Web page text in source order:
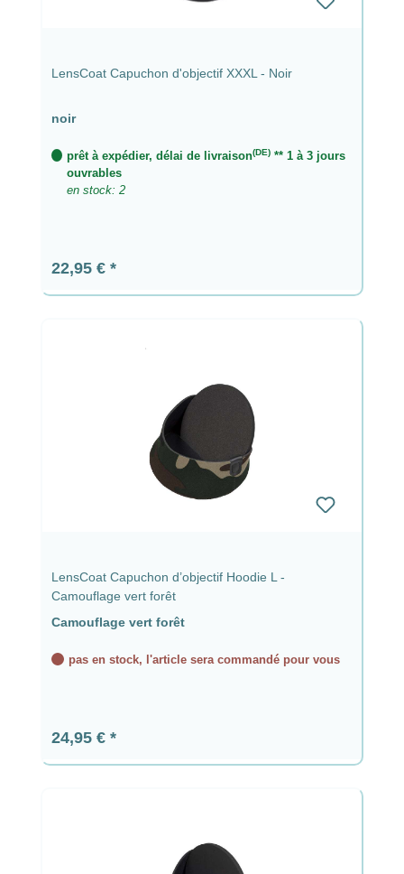
LensCoat Capuchon d'objectif XXXL - Noir
noir
prêt à expédier, délai de livraison(DE)** 1 à 3 jours
ouvrables
en stock: 2
Prix régulier :
22,95 €
LensCoat Capuchon d’objectif Hoodie L -
Camouflage vert forêt
Camouflage vert forêt
pas en stock, l'article sera commandé pour vous
Prix régulier :
24,95 €